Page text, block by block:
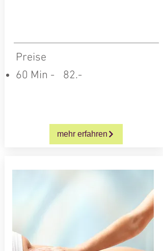
Preise
60 Min -
82.-
mehr erfahren